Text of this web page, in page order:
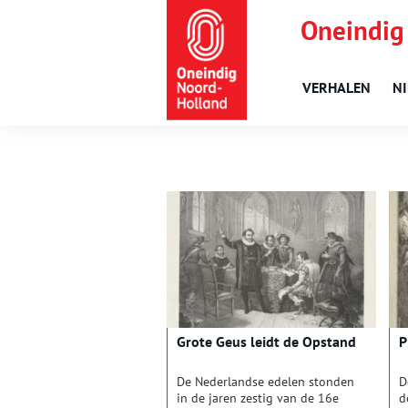
VERHALEN
Grote Geus leidt de Opstand
De Nederlandse edelen stonden
in de jaren zestig van de 16e